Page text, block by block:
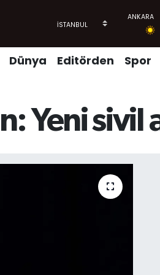
Dünya Editörden Spor
Yeni sivil